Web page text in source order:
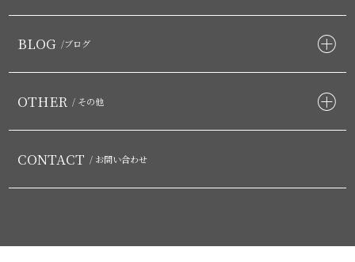
BLOG /ブログ
OTHER / その他
CONTACT / お問い合わせ